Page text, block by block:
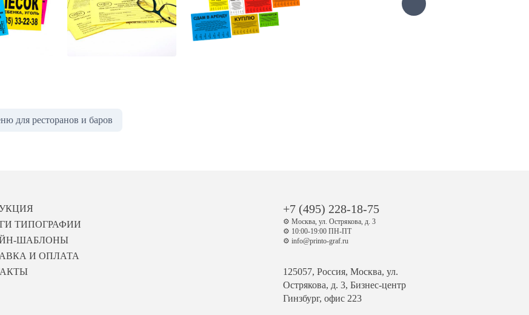
для ресторанов и баров
ТИПОГРАФИИ
ШАБЛОНЫ
И ОПЛАТА
+7 (495) 228-18-75
⚙️ Москва, ул. Острякова, д. 3
⚙️ 10:00-19:00 ПН-ПТ
⚙️ info@printo-graf.ru
125057, Россия, Москва, ул.
Острякова, д. 3, Бизнес-центр
Гинзбург, офис 223